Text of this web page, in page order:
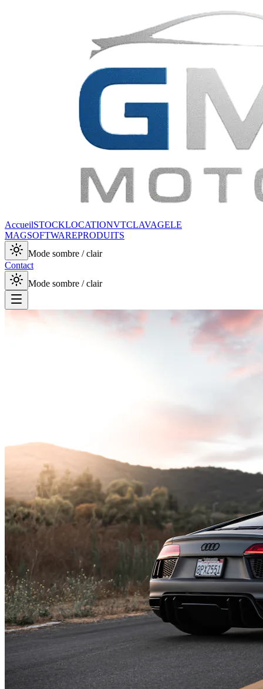
AccueilSTOCKLOCATIONVTCLAVAGELE
MAGSOFTWAREPRODUITS
Contact